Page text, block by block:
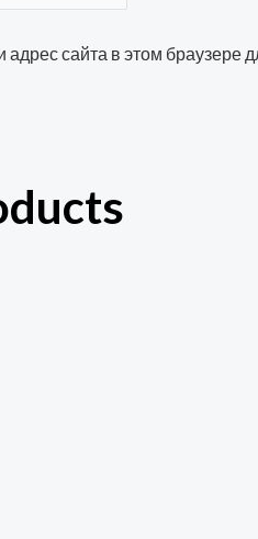
адрес сайта в этом